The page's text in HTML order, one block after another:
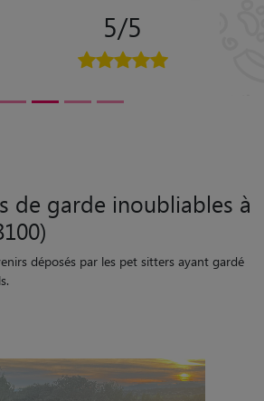
de garde inoubliables à
déposés par les pet sitters ayant gardé